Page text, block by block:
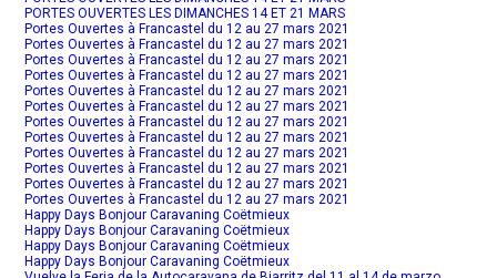
PORTES OUVERTES LES DIMANCHES 14 ET 21 MARS
Portes Ouvertes à Francastel du 12 au 27 mars 2021
Portes Ouvertes à Francastel du 12 au 27 mars 2021
Portes Ouvertes à Francastel du 12 au 27 mars 2021
Portes Ouvertes à Francastel du 12 au 27 mars 2021
Portes Ouvertes à Francastel du 12 au 27 mars 2021
Portes Ouvertes à Francastel du 12 au 27 mars 2021
Portes Ouvertes à Francastel du 12 au 27 mars 2021
Portes Ouvertes à Francastel du 12 au 27 mars 2021
Portes Ouvertes à Francastel du 12 au 27 mars 2021
Portes Ouvertes à Francastel du 12 au 27 mars 2021
Portes Ouvertes à Francastel du 12 au 27 mars 2021
Portes Ouvertes à Francastel du 12 au 27 mars 2021
Happy Days Bonjour Caravaning Coëtmieux
Happy Days Bonjour Caravaning Coëtmieux
Happy Days Bonjour Caravaning Coëtmieux
Happy Days Bonjour Caravaning Coëtmieux